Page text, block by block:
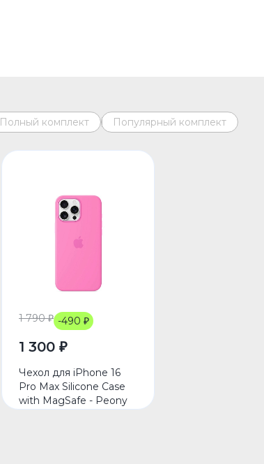
Полный комплект Популярный комплект
1 790 ₽ -490 ₽
1 300 ₽
Чехол для iPhone 16
Pro Max Silicone Case
with MagSafe - Peony